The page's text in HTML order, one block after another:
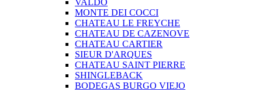
VALDO
MONTE DEI COCCI
CHATEAU LE FREYCHE
CHATEAU DE CAZENOVE
CHATEAU CARTIER
SIEUR D'ARQUES
CHATEAU SAINT PIERRE
SHINGLEBACK
BODEGAS BURGO VIEJO